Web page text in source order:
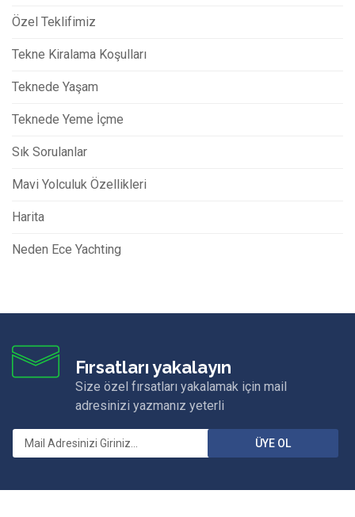
Özel Teklifimiz
Tekne Kiralama Koşulları
Teknede Yaşam
Teknede Yeme İçme
Sık Sorulanlar
Mavi Yolculuk Özellikleri
Harita
Neden Ece Yachting
Fırsatları yakalayın
Size özel fırsatları yakalamak için mail
adresinizi yazmanız yeterli
ÜYE OL